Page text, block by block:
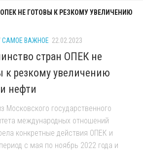
НЕ ГОТОВЫ К РЕЗКОМУ УВЕЛИЧЕНИЮ
САМОЕ ВАЖНОЕ 22.02.2023
стран ОПЕК не
к резкому увеличению
нефти
Московского государственного
международных отношений
конкретные действия ОПЕК и
с мая по ноябрь 2022 года и